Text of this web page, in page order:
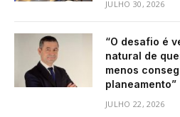
JULHO 30, 2026
“O desafio é
natural de
menos
planeamento”
JULHO 22, 2026